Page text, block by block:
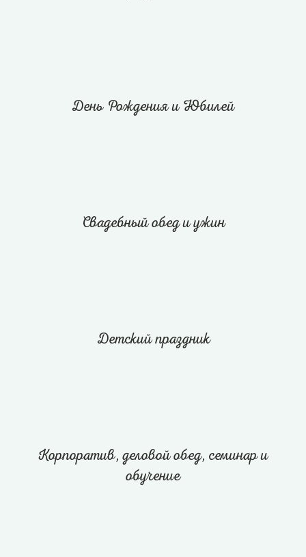
День Рождения и Юбилей
Свадебный обед и ужин
Детский праздник
Корпоратив, деловой обед, семинар и
обучение